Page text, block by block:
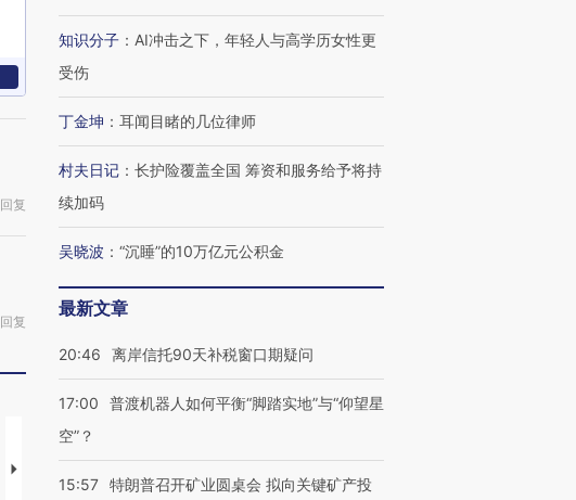
回复
回复
视线｜“入侵”还是“人道危
机”？难民潮撕裂西班牙
128毫米 紧急转移近
雨 3小时累计雨量超80毫
知识分子 ： AI冲击之下，年轻人与高学历女性更
受伤
丁金坤 ： 耳闻目睹的几位律师
村夫日记 ： 长护险覆盖全国 筹资和服务给予将持
续加码
吴晓波 ： “沉睡”的10万亿元公积金
最新文章
20:46 离岸信托90天补税窗口期疑问
17:00
普渡机器人如何平衡“脚踏实地”与“仰望星
空”？
15:57 特朗普召开矿业圆桌会 拟向关键矿产投